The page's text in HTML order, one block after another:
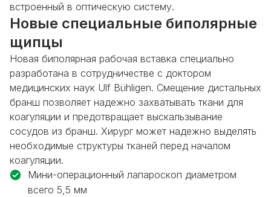
встроенный в оптическую систему.
Новые специальные биполярные
щипцы
Новая биполярная рабочая вставка специально
разработана в сотрудничестве с доктором
медицинских наук Ulf Bühligen. Смещение дистальных
бранш позволяет надежно захватывать ткани для
коагуляции и предотвращает выскальзывание
сосудов из бранш. Хирург может надежно выделять
необходимые структуры тканей перед началом
коагуляции.
Мини-операционный лапароскоп диаметром
всего 5,5 мм